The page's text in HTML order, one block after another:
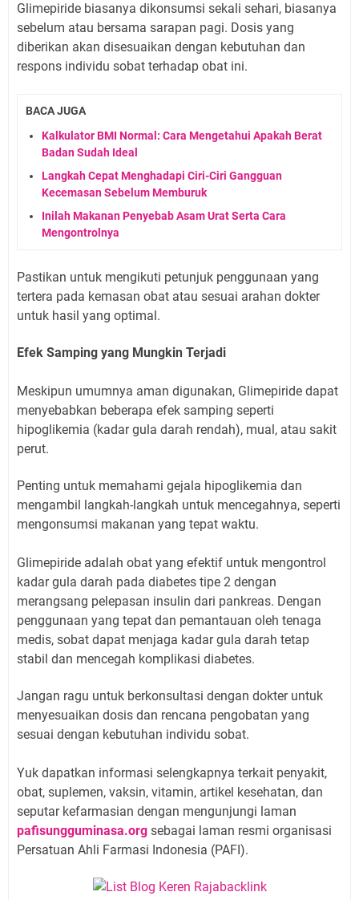
Glimepiride biasanya dikonsumsi sekali sehari, biasanya
sebelum atau bersama sarapan pagi. Dosis yang
diberikan akan disesuaikan dengan kebutuhan dan
respons individu sobat terhadap obat ini.
BACA JUGA
Kalkulator BMI Normal: Cara Mengetahui Apakah Berat
Badan Sudah Ideal
Langkah Cepat Menghadapi Ciri-Ciri Gangguan
Kecemasan Sebelum Memburuk
Inilah Makanan Penyebab Asam Urat Serta Cara
Mengontrolnya
Pastikan untuk mengikuti petunjuk penggunaan yang
tertera pada kemasan obat atau sesuai arahan dokter
untuk hasil yang optimal.
Efek Samping yang Mungkin Terjadi
Meskipun umumnya aman digunakan, Glimepiride dapat
menyebabkan beberapa efek samping seperti
hipoglikemia (kadar gula darah rendah), mual, atau sakit
perut.
Penting untuk memahami gejala hipoglikemia dan
mengambil langkah-langkah untuk mencegahnya, seperti
mengonsumsi makanan yang tepat waktu.
Glimepiride adalah obat yang efektif untuk mengontrol
kadar gula darah pada diabetes tipe 2 dengan
merangsang pelepasan insulin dari pankreas. Dengan
penggunaan yang tepat dan pemantauan oleh tenaga
medis, sobat dapat menjaga kadar gula darah tetap
stabil dan mencegah komplikasi diabetes.
Jangan ragu untuk berkonsultasi dengan dokter untuk
menyesuaikan dosis dan rencana pengobatan yang
sesuai dengan kebutuhan individu sobat.
Yuk dapatkan informasi selengkapnya terkait penyakit,
obat, suplemen, vaksin, vitamin, artikel kesehatan, dan
seputar kefarmasian dengan mengunjungi laman
pafisungguminasa.org sebagai laman resmi organisasi
Persatuan Ahli Farmasi Indonesia (PAFI).